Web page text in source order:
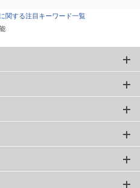
関する注目キーワード一覧